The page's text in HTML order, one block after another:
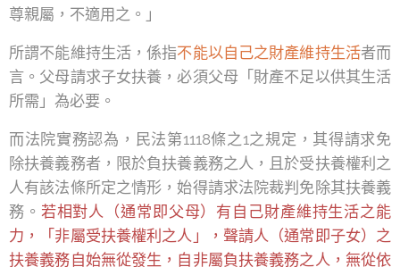
尊親屬，不適用之。」
所謂不能維持生活，係指不能以自己之財產維持生活者而
言。父母請求子女扶養，必須父母「財產不足以供其生活
所需」為必要。
而法院實務認為，民法第1118條之1之規定，其得請求免
除扶養義務者，限於負扶養義務之人，且於受扶養權利之
人有該法條所定之情形，始得請求法院裁判免除其扶養義
務。 若相對人（通常即父母）有自己財產維持生活之能
力，「非屬受扶養權利之人」，聲請人（通常即子女）之
扶養義務自始無從發生，自非屬負扶養義務之人，無從依